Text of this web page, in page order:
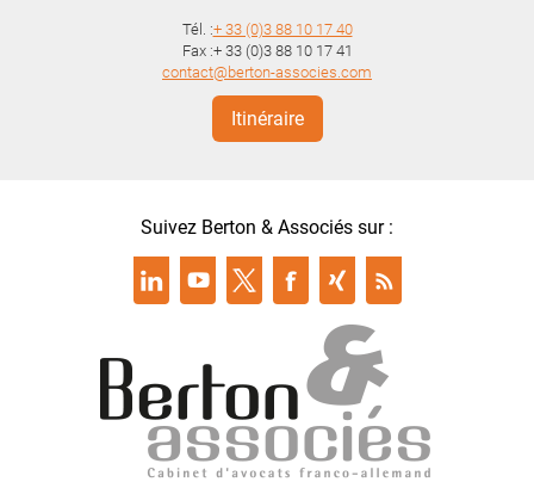
Tél. :+ 33 (0)3 88 10 17 40
Fax :+ 33 (0)3 88 10 17 41
contact@berton-associes.com
Itinéraire
Suivez Berton & Associés sur :